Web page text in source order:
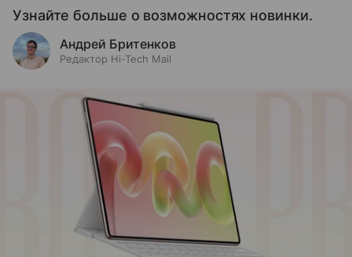
Узнайте больше о возможностях новинки.
Андрей Бритенков
Редактор Hi-Tech Mail